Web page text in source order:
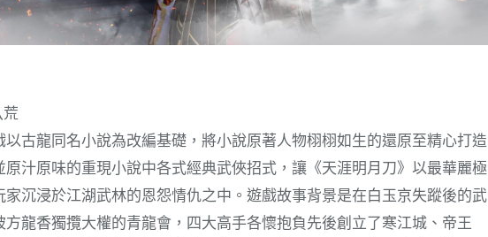
以古龍同名小說為改編基礎，將小說原著人物栩栩如生的還原至精心打造
原汁原味的重現小說中各式經典武俠招式，讓《天涯明月刀》以最華麗極
沉浸於江湖武林的恩怨情仇之中。遊戲故事背景是在白玉京失蹤後的武
龍香獨攬大權的青龍會，四大高手各懷抱負先後創立了寒江城、帝王